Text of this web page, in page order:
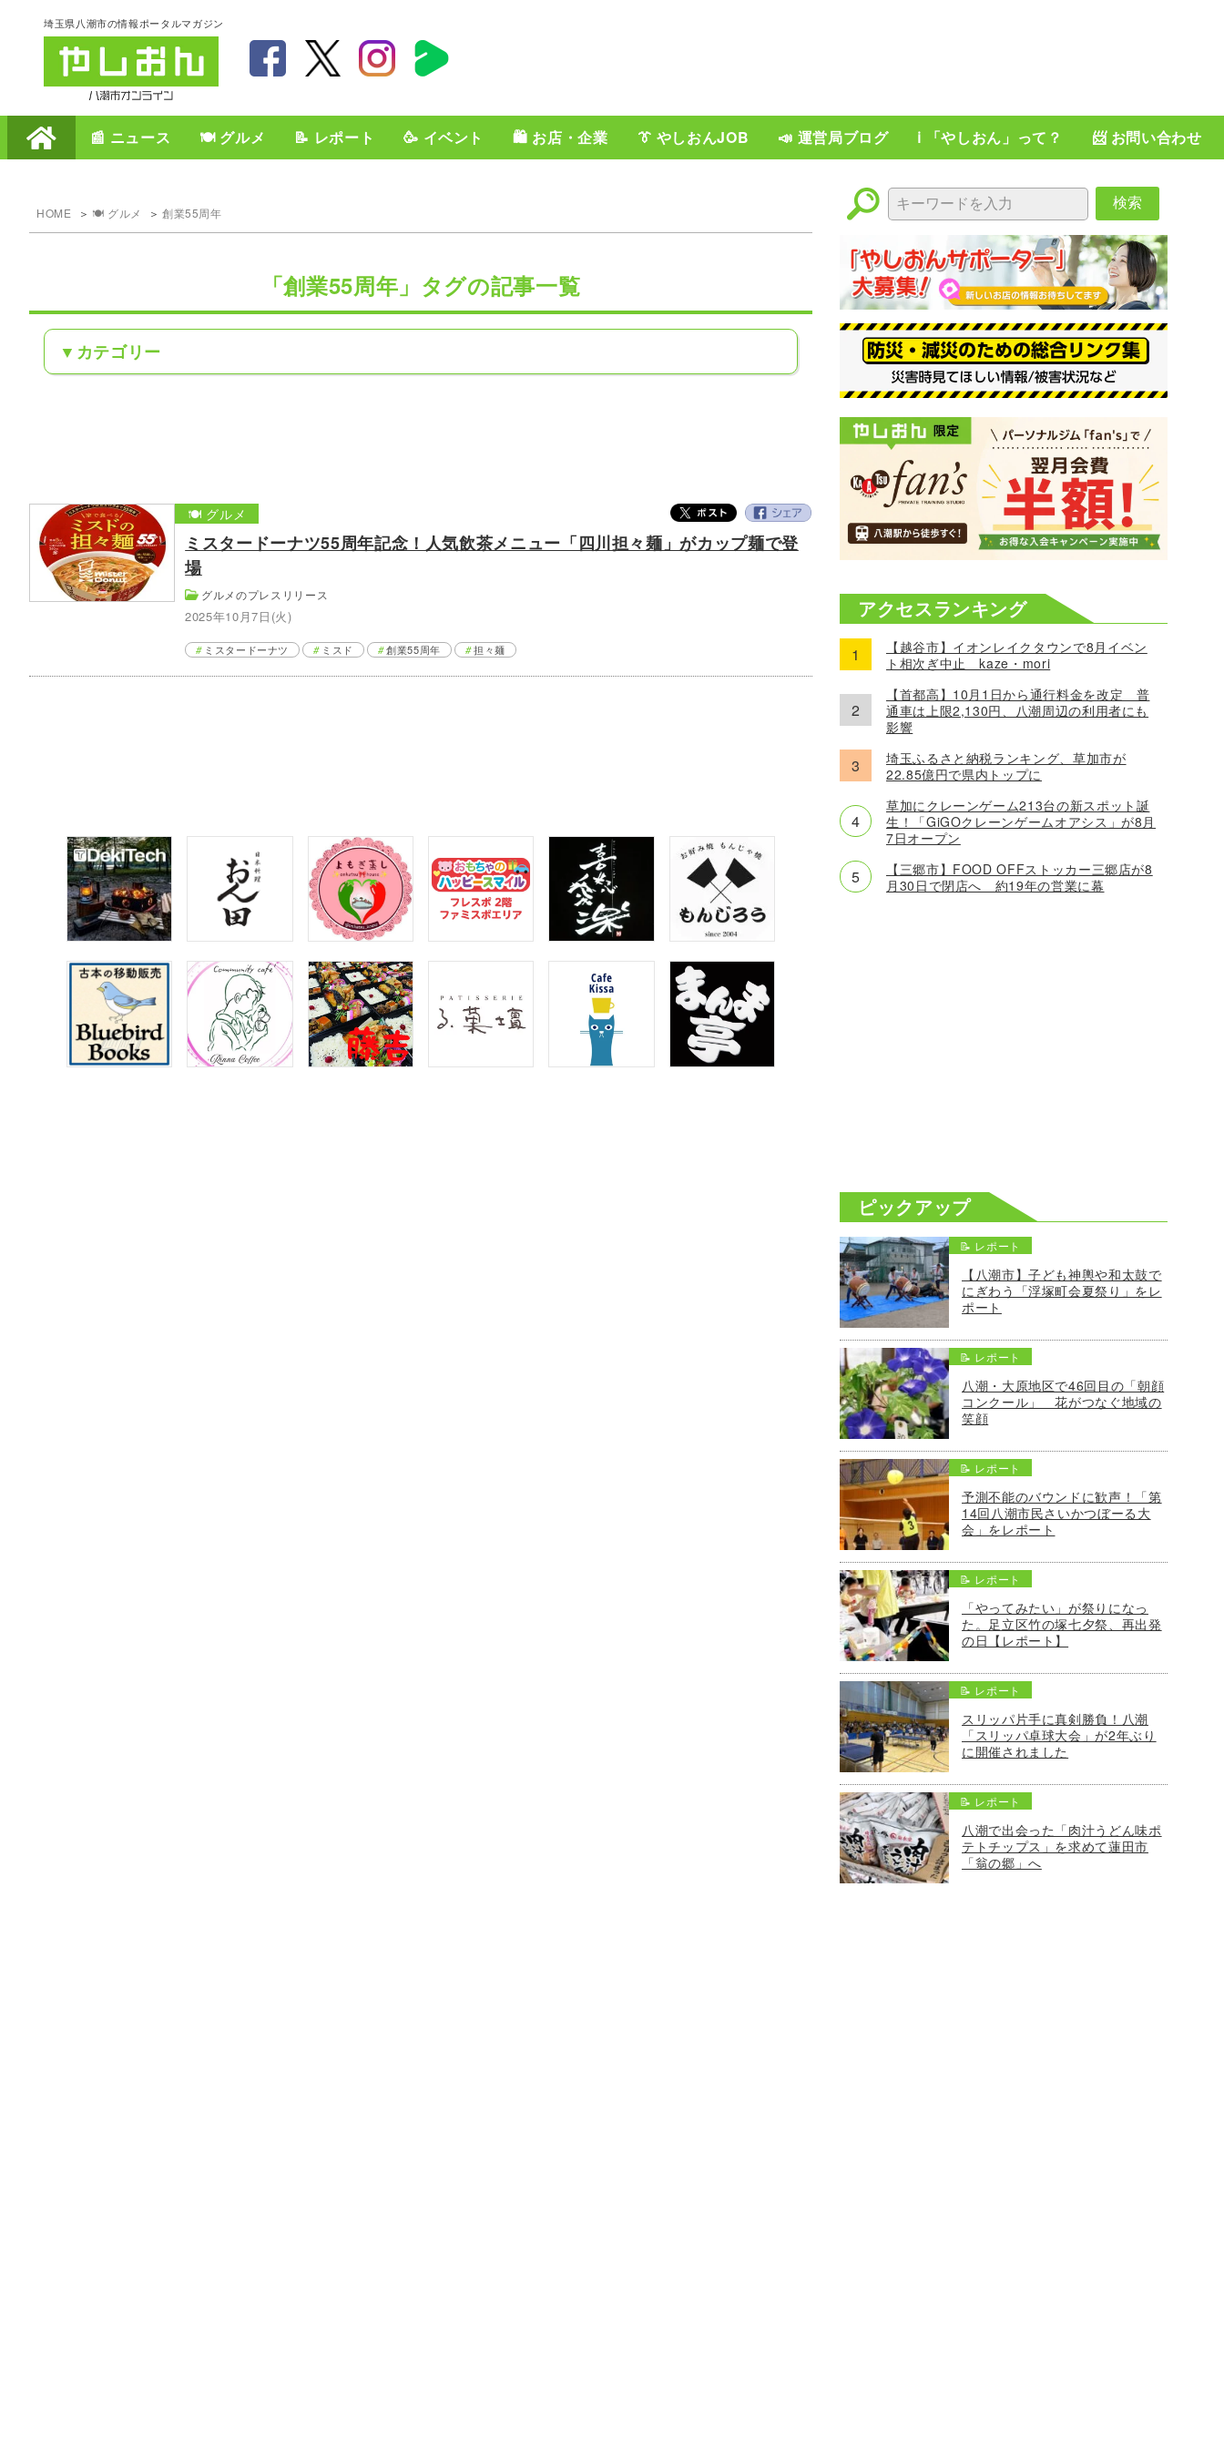
埼玉県八潮市の情報ポータルマガジン
📰 ニュース 🍽️ グルメ 📝 レポート 🥳 イベント 🛍️ お店・企業 👔 やしおんJOB 📣 運営局ブログ ℹ️ 「やしおん」って？ 📨 お問い合わせ
HOME 🍽️ グルメ 創業55周年
「創業55周年」タグの記事一覧
カテゴリー
ミスタードーナツ55周年記念！人気飲茶メニュー「四川担々麺」がカップ麺で登
場
グルメのプレスリリース
2025年10月7日(火)
🍽️ グルメ
ミスタードーナツ ミスド 創業55周年 担々麺
検索
アクセスランキング
【越谷市】イオンレイクタウンで8月イベン
ト相次ぎ中止 kaze・mori
【首都高】10月1日から通行料金を改定 普
通車は上限2,130円、八潮周辺の利用者にも
影響
埼玉ふるさと納税ランキング、草加市が
22.85億円で県内トップに
草加にクレーンゲーム213台の新スポット誕
生！「GiGOクレーンゲームオアシス」が8月
7日オープン
【三郷市】FOOD OFFストッカー三郷店が8
月30日で閉店へ 約19年の営業に幕
ピックアップ
📝 レポート
【八潮市】子ども神輿や和太鼓で
にぎわう「浮塚町会夏祭り」をレ
ポート
📝 レポート
八潮・大原地区で46回目の「朝顔
コンクール」 花がつなぐ地域の
笑顔
📝 レポート
予測不能のバウンドに歓声！「第
14回八潮市民さいかつぼーる大
会」をレポート
📝 レポート
「やってみたい」が祭りになっ
た。足立区竹の塚七夕祭、再出発
の日【レポート】
📝 レポート
スリッパ片手に真剣勝負！八潮
「スリッパ卓球大会」が2年ぶり
に開催されました
📝 レポート
八潮で出会った「肉汁うどん味ポ
テトチップス」を求めて蓮田市
「翁の郷」へ